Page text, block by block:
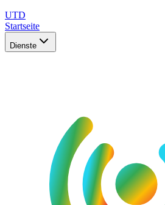
UTD
Startseite
Dienste